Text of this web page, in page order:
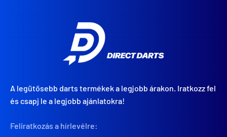
A legütősebb darts termékek a legjobb árakon. Iratkozz fel
és csapj le a legjobb ajánlatokra!
Feliratkozás a hírlevélre: